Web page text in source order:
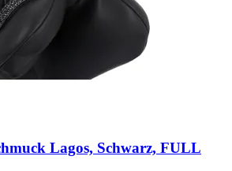
Lagos, Schwarz, FULL